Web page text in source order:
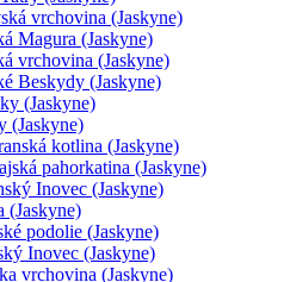
vrchovina (Jaskyne)
Magura (Jaskyne)
vrchovina (Jaskyne)
Beskydy (Jaskyne)
(Jaskyne)
(Jaskyne)
kotlina (Jaskyne)
pahorkatina (Jaskyne)
Inovec (Jaskyne)
(Jaskyne)
podolie (Jaskyne)
Inovec (Jaskyne)
vrchovina (Jaskyne)